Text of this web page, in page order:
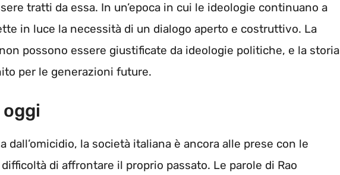
tratti da essa. In un’epoca in cui le ideologie continuano a
in luce la necessità di un dialogo aperto e costruttivo. La
non possono essere giustificate da ideologie politiche, e la storia
per le generazioni future.
oggi
dall’omicidio, la società italiana è ancora alle prese con le
difficoltà di affrontare il proprio passato. Le parole di Rao